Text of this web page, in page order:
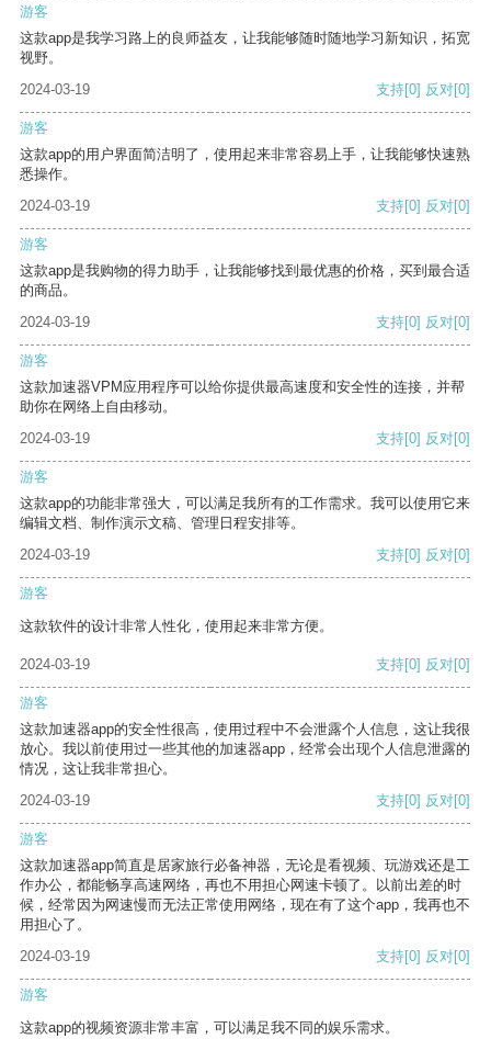
游客
这款app是我学习路上的良师益友，让我能够随时随地学习新知识，拓宽
视野。
2024-03-19
支持[0] 反对[0]
游客
这款app的用户界面简洁明了，使用起来非常容易上手，让我能够快速熟
悉操作。
2024-03-19
支持[0] 反对[0]
游客
这款app是我购物的得力助手，让我能够找到最优惠的价格，买到最合适
的商品。
2024-03-19
支持[0] 反对[0]
游客
这款加速器VPM应用程序可以给你提供最高速度和安全性的连接，并帮
助你在网络上自由移动。
2024-03-19
支持[0] 反对[0]
游客
这款app的功能非常强大，可以满足我所有的工作需求。我可以使用它来
编辑文档、制作演示文稿、管理日程安排等。
2024-03-19
支持[0] 反对[0]
游客
这款软件的设计非常人性化，使用起来非常方便。
2024-03-19 支持[0] 反对[0]
游客
这款加速器app的安全性很高，使用过程中不会泄露个人信息，这让我很
放心。我以前使用过一些其他的加速器app，经常会出现个人信息泄露的
情况，这让我非常担心。
2024-03-19
支持[0] 反对[0]
游客
这款加速器app简直是居家旅行必备神器，无论是看视频、玩游戏还是工
作办公，都能畅享高速网络，再也不用担心网速卡顿了。以前出差的时
候，经常因为网速慢而无法正常使用网络，现在有了这个app，我再也不
用担心了。
2024-03-19
支持[0] 反对[0]
游客
这款app的视频资源非常丰富，可以满足我不同的娱乐需求。